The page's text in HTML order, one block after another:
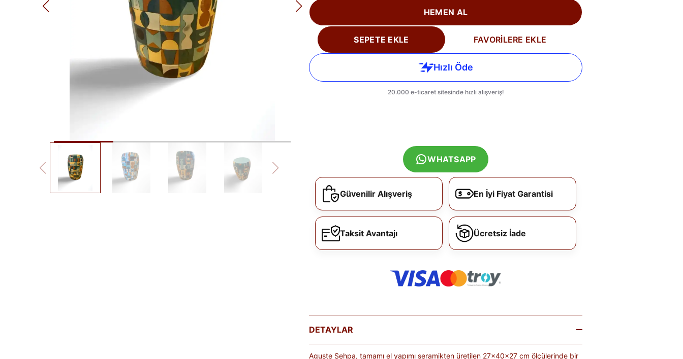
HEMEN AL
SEPETE EKLE FAVORİLERE EKLE
WHATSAPP
Güvenilir Alışveriş En İyi Fiyat Garantisi
Taksit Avantajı Ücretsiz İade
DETAYLAR
Aguste Sehpa, tamamı el yapımı seramikten üretilen 27x40x27 cm ölçülerinde bir